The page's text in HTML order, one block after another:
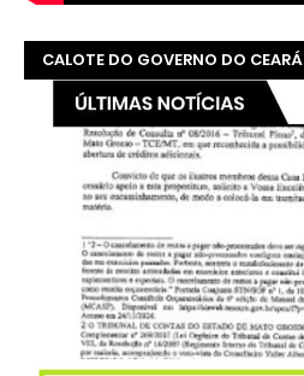
CALOTE DO GOVERNO DO CEARÁ